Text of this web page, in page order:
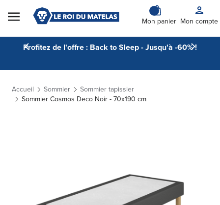
Skip to Content
Mon panier Mon compte
Profitez de l'offre : Back to Sleep - Jusqu'à -60% !
Accueil Sommier
Sommier tapissier
Sommier Cosmos Deco Noir - 70x190 cm